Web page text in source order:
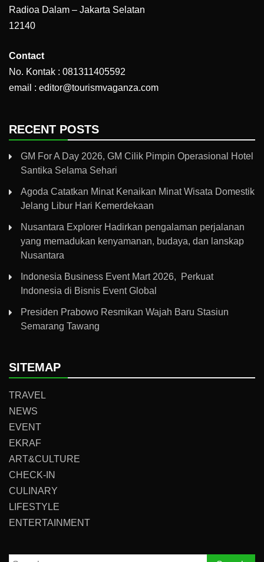
Radioa Dalam – Jakarta Selatan
12140
Contact
No. Kontak : 081311405592
email : editor@tourismvaganza.com
RECENT POSTS
GM For A Day 2026, GM Cilik Pimpin Operasional Hotel
Santika Selama Sehari
Agoda Catatkan Minat Kenaikan Minat Wisata Domestik
Jelang Libur Hari Kemerdekaan
Nusantara Explorer Hadirkan pengalaman perjalanan
yang memadukan kenyamanan, budaya, dan lanskap
Nusantara
Indonesia Business Event Mart 2026, Perkuat
Indonesia di Bisnis Event Global
Presiden Prabowo Resmikan Wajah Baru Stasiun
Semarang Tawang
SITEMAP
TRAVEL
NEWS
EVENT
EKRAF
ART&CULTURE
CHECK-IN
CULINARY
LIFESTYLE
ENTERTAINMENT